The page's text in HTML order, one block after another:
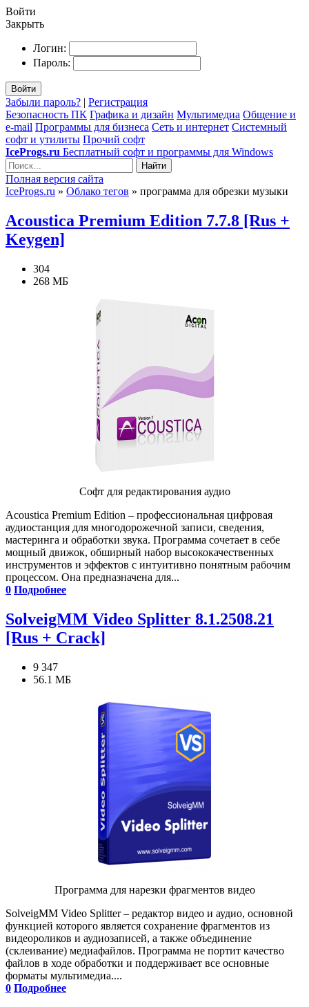
Войти
Закрыть
Логин:
Пароль:
Войти
Забыли пароль? | Регистрация
Безопасность ПК Графика и дизайн Мультимедиа Общение и
e-mail Программы для бизнеса Сеть и интернет Системный
софт и утилиты Прочий софт
IceProgs.ru Бесплатный софт и программы для Windows
Найти
Полная версия сайта
IceProgs.ru » Облако тегов » программа для обрезки музыки
Acoustica Premium Edition 7.7.8 [Rus +
Keygen]
304
268 МБ
Софт для редактирования аудио
Acoustica Premium Edition – профессиональная цифровая
аудиостанция для многодорожечной записи, сведения,
мастеринга и обработки звука. Программа сочетает в себе
мощный движок, обширный набор высококачественных
инструментов и эффектов с интуитивно понятным рабочим
процессом. Она предназначена для...
0 Подробнее
SolveigMM Video Splitter 8.1.2508.21
[Rus + Crack]
9 347
56.1 МБ
Программа для нарезки фрагментов видео
SolveigMM Video Splitter – редактор видео и аудио, основной
функцией которого является сохранение фрагментов из
видеороликов и аудиозаписей, а также объединение
(склеивание) медиафайлов. Программа не портит качество
файлов в ходе обработки и поддерживает все основные
форматы мультимедиа....
0 Подробнее